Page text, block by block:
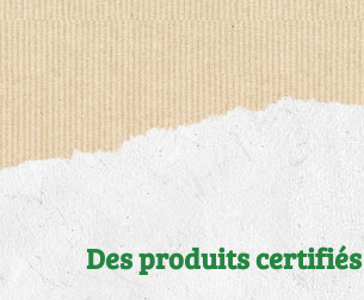
Des produits certifiés